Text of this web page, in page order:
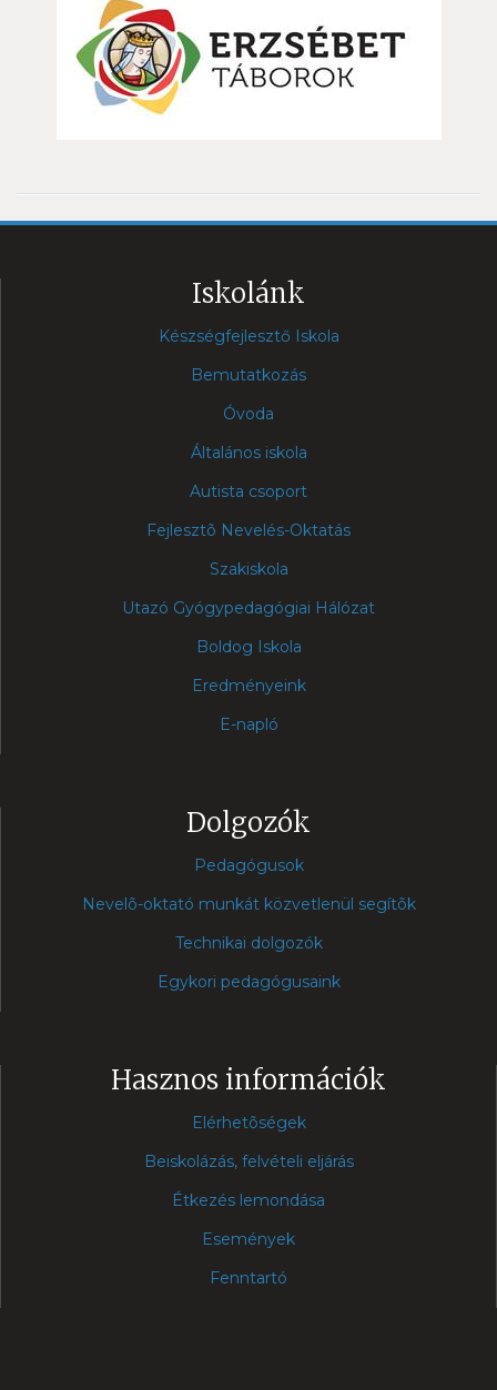
Iskolánk
Készségfejlesztő Iskola
Bemutatkozás
Óvoda
Általános iskola
Autista csoport
Fejlesztõ Nevelés-Oktatás
Szakiskola
Utazó Gyógypedagógiai Hálózat
Boldog Iskola
Eredményeink
E-napló
Dolgozók
Pedagógusok
Nevelõ-oktató munkát közvetlenül segítõk
Technikai dolgozók
Egykori pedagógusaink
Hasznos információk
Elérhetõségek
Beiskolázás, felvételi eljárás
Étkezés lemondása
Események
Fenntartó